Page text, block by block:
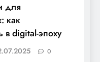
для
как
в digital-эпоху
0